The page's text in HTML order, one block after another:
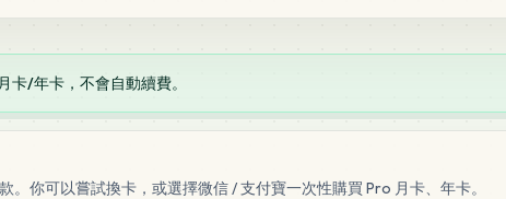
/年卡，不會自動續費。
你可以嘗試換卡，或選擇微信 / 支付寶一次性購買 Pro 月卡、年卡。